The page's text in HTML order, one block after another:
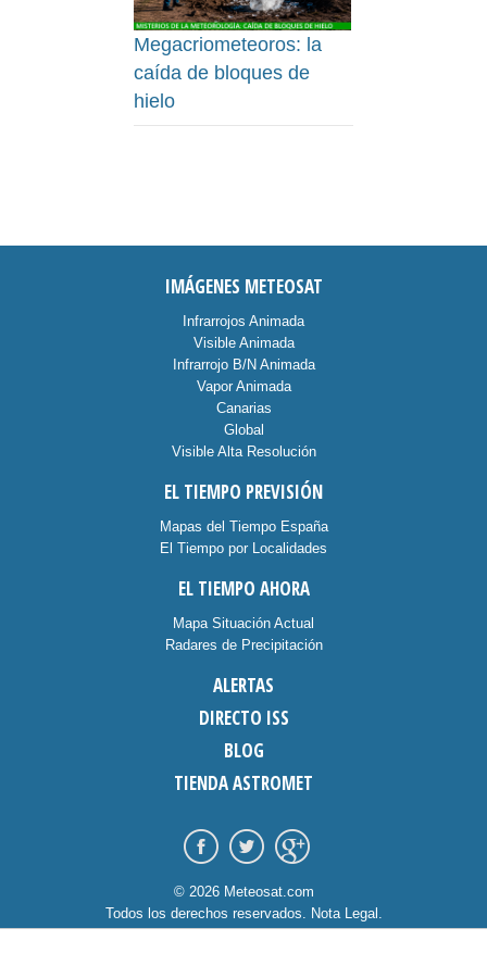
Megacriometeoros: la
caída de bloques de
hielo
IMÁGENES METEOSAT
Infrarrojos Animada
Visible Animada
Infrarrojo B/N Animada
Vapor Animada
Canarias
Global
Visible Alta Resolución
EL TIEMPO PREVISIÓN
Mapas del Tiempo España
El Tiempo por Localidades
EL TIEMPO AHORA
Mapa Situación Actual
Radares de Precipitación
ALERTAS
DIRECTO ISS
BLOG
TIENDA ASTROMET
© 2026 Meteosat.com
Todos los derechos reservados. Nota Legal .